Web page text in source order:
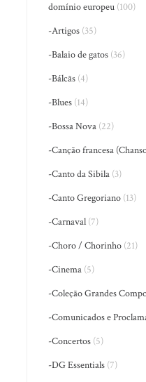
domínio europeu (100)
-Artigos (35)
-Balaio de gatos (36)
-Bálcãs (4)
-Blues (14)
-Bossa Nova (22)
-Canção francesa
-Canto da Sibila (3)
-Canto Gregoriano (13)
-Carnaval (7)
-Choro / Chorinho (21)
-Cinema (5)
-Coleção Grandes
-Comunicados e
-Concertos (5)
-DG Essentials (7)